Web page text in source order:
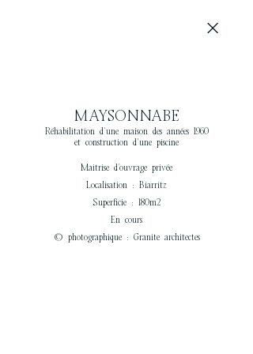
MAYSONNABE
Réhabilitation d'une maison des années 1960
et construction d'une piscine
Maitrise d'ouvrage privée
Localisation : Biarritz
Superficie : 180m2
En cours
© photographique : Granite architectes